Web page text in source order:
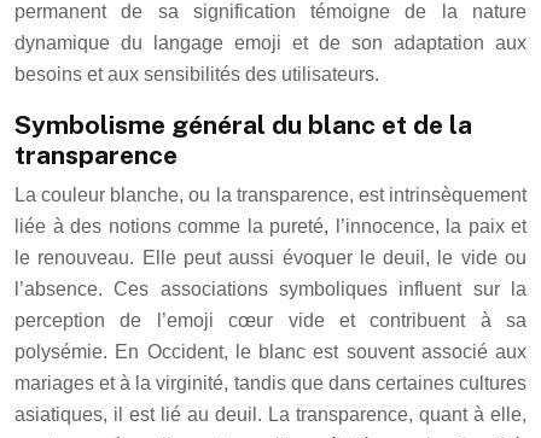
permanent de sa signification témoigne de la nature
dynamique du langage emoji et de son adaptation aux
besoins et aux sensibilités des utilisateurs.
Symbolisme général du blanc et de la
transparence
La couleur blanche, ou la transparence, est intrinsèquement
liée à des notions comme la pureté, l’innocence, la paix et
le renouveau. Elle peut aussi évoquer le deuil, le vide ou
l’absence. Ces associations symboliques influent sur la
perception de l’emoji cœur vide et contribuent à sa
polysémie. En Occident, le blanc est souvent associé aux
mariages et à la virginité, tandis que dans certaines cultures
asiatiques, il est lié au deuil. La transparence, quant à elle,